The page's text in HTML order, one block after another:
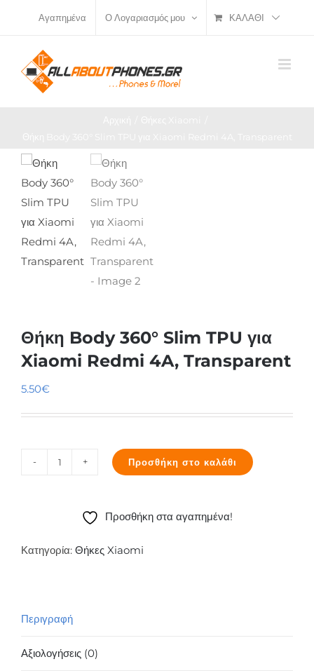
περιεχόμενο
Αγαπημένα Ο Λογαριασμός μου ΚΑΛΆΘΙ
Θήκη Body 360° Slim TPU για
Xiaomi Redmi 4A, Transparent
5.50€
TPU
4A,
Transparent
Προσθήκη στο καλάθι
Προσθήκη στα αγαπημένα!
Κατηγορία: Θήκες Xiaomi
Περιγραφή
Αξιολογήσεις (0)